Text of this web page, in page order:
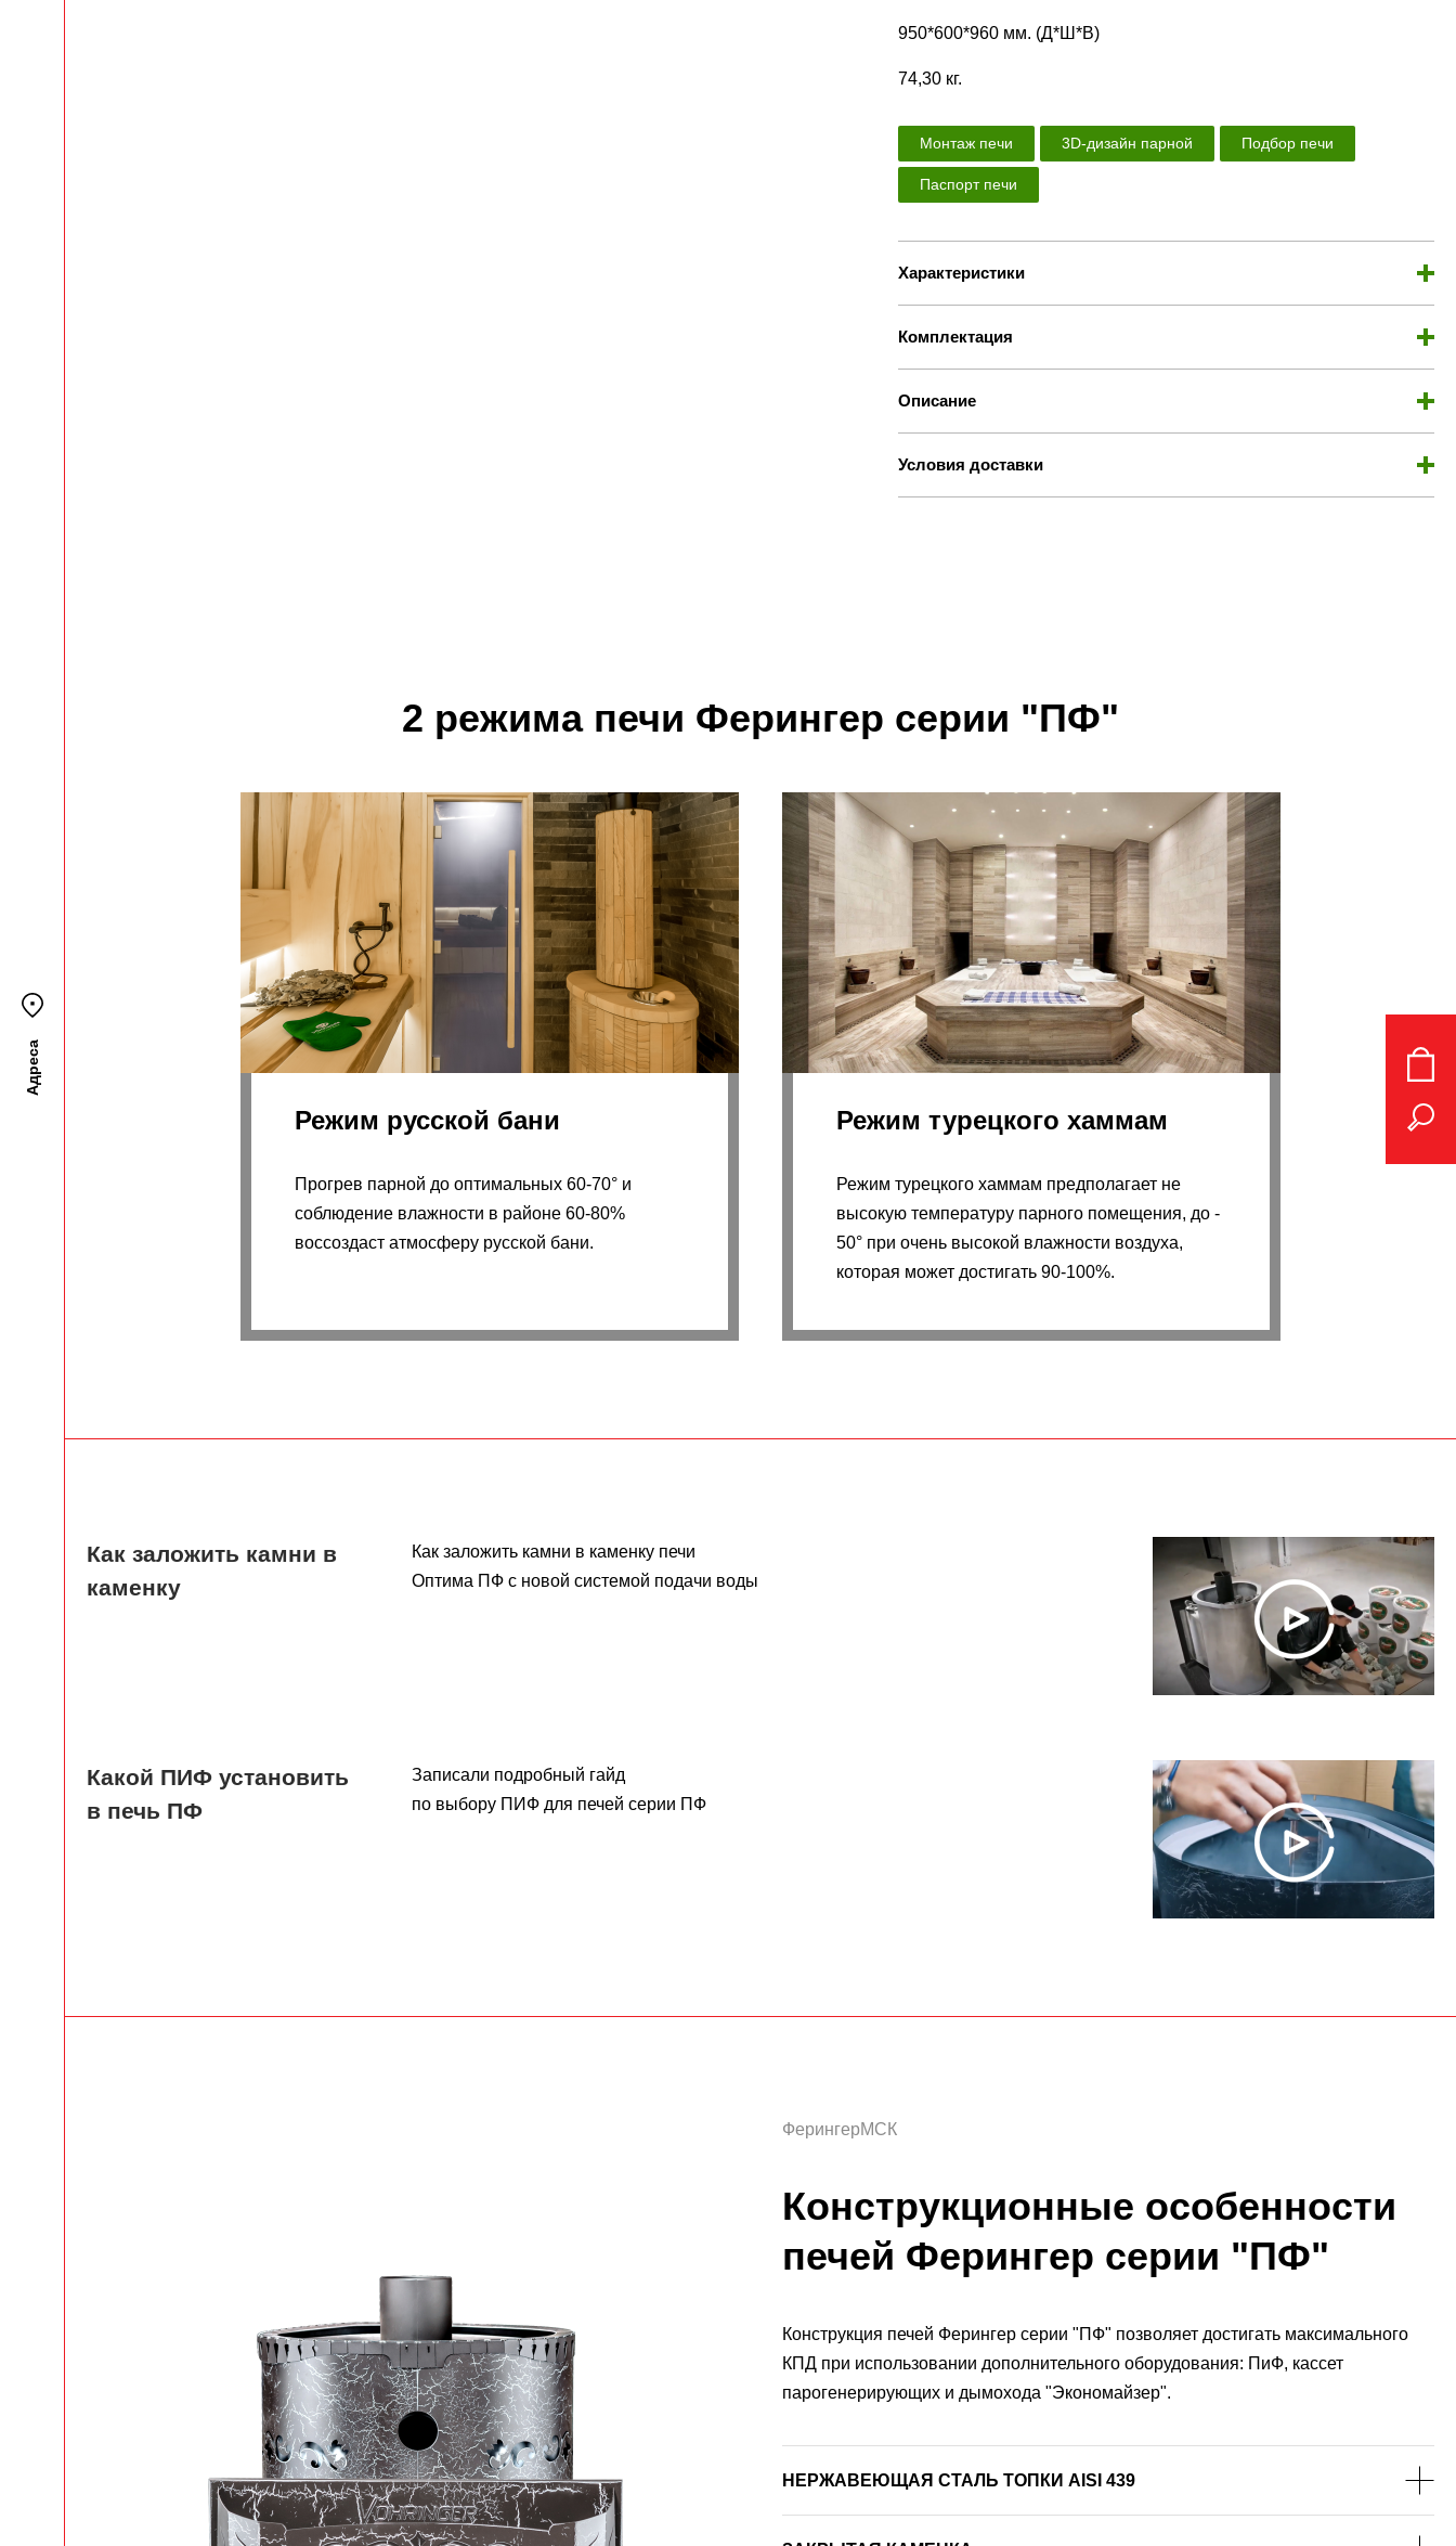
Адреса
950*600*960 мм. (Д*Ш*В)
74,30 кг.
Монтаж печи 3D-дизайн парной Подбор печи
Паспорт печи
Характеристики
Комплектация
Описание
Условия доставки
2 режима печи Ферингер серии "ПФ"
Режим русской бани
Прогрев парной до оптимальных 60-70° и
соблюдение влажности в районе 60-80%
воссоздаст атмосферу русской бани.
Режим турецкого хаммам
Режим турецкого хаммам предполагает не
высокую температуру парного помещения, до -
50° при очень высокой влажности воздуха,
которая может достигать 90-100%.
Как заложить камни в
каменку
Как заложить камни в каменку печи
Оптима ПФ с новой системой подачи воды
Какой ПИФ установить
в печь ПФ
Записали подробный гайд
по выбору ПИФ для печей серии ПФ
ФерингерМСК
Конструкционные особенности
печей Ферингер серии "ПФ"
Конструкция печей Ферингер серии "ПФ" позволяет достигать максимального
КПД при использовании дополнительного оборудования: ПиФ, кассет
парогенерирующих и дымохода "Экономайзер".
НЕРЖАВЕЮЩАЯ СТАЛЬ ТОПКИ AISI 439